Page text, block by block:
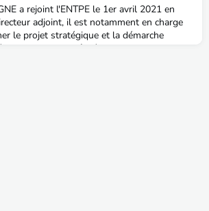
a rejoint l'ENTPE le 1er avril 2021 en
adjoint, il est notamment en charge
le projet stratégique et la démarche
Diplômé des Mines Saint-